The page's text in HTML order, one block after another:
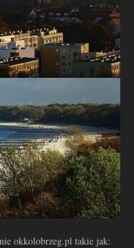
okkolobrzeg.pl takie jak: